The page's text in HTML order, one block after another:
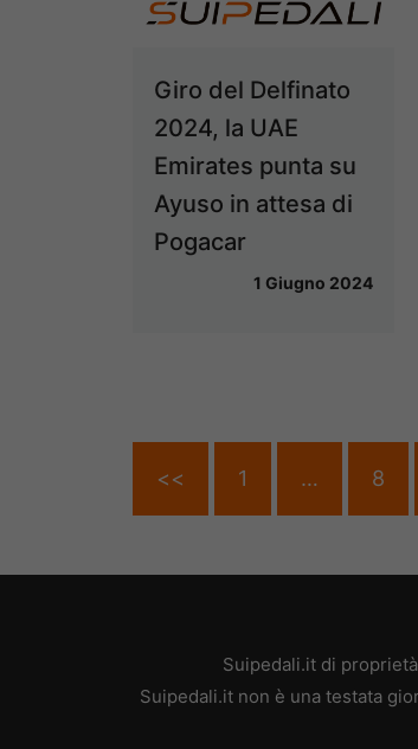
Giro del Delfinato
2024, la UAE
Emirates punta su
Ayuso in attesa di
Pogacar
1 Giugno 2024
<< 1 … 8
Suipedali.it di
Suipedali.it non è una testata